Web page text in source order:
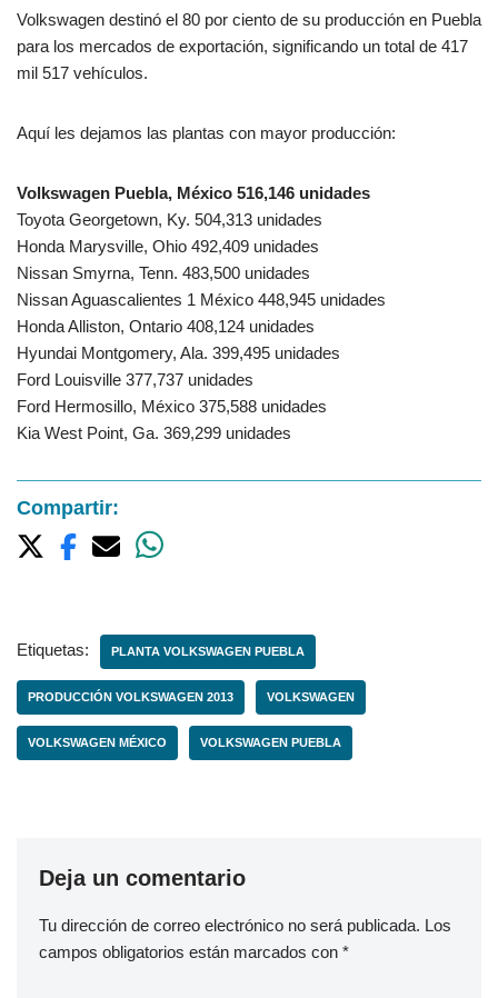
Volkswagen destinó el 80 por ciento de su producción en Puebla
para los mercados de exportación, significando un total de 417
mil 517 vehículos.
Aquí les dejamos las plantas con mayor producción:
Volkswagen Puebla, México 516,146 unidades
Toyota Georgetown, Ky. 504,313 unidades
Honda Marysville, Ohio 492,409 unidades
Nissan Smyrna, Tenn. 483,500 unidades
Nissan Aguascalientes 1 México 448,945 unidades
Honda Alliston, Ontario 408,124 unidades
Hyundai Montgomery, Ala. 399,495 unidades
Ford Louisville 377,737 unidades
Ford Hermosillo, México 375,588 unidades
Kia West Point, Ga. 369,299 unidades
Compartir:
Etiquetas: PLANTA VOLKSWAGEN PUEBLA
PRODUCCIÓN VOLKSWAGEN 2013 VOLKSWAGEN
VOLKSWAGEN MÉXICO VOLKSWAGEN PUEBLA
Deja un comentario
Tu dirección de correo electrónico no será publicada. Los
campos obligatorios están marcados con *